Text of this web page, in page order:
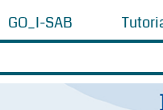
GO_I-SAB